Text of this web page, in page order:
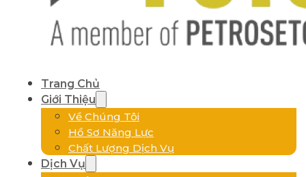
Trang Chủ
Giới Thiệu
Về Chúng Tôi
Hồ Sơ Năng Lực
Chất Lượng Dịch Vụ
Dịch Vụ